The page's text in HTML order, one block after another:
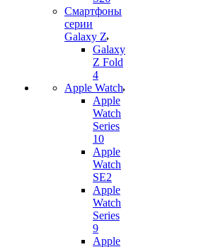
Смартфоны
серии
Galaxy Z
Galaxy
Z Fold
4
Apple Watch
Apple
Watch
Series
10
Apple
Watch
SE2
Apple
Watch
Series
9
Apple